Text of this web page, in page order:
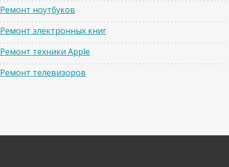
Ремонт ноутбуков
Ремонт электронных книг
Ремонт техники Apple
Ремонт телевизоров